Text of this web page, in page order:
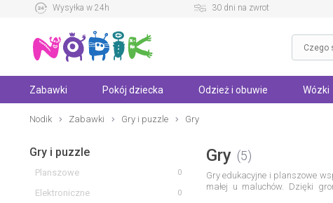
Wysyłka w 24h 30 dni na zwrot
Zabawki Pokój dziecka Odzież i obuwie Wózki
Nodik Zabawki Gry i puzzle Gry
Gry 5
Gry edukacyjne i planszowe
małej u maluchów. Dzięki
Gry i puzzle
Planszowe 0
Elektroniczne 0